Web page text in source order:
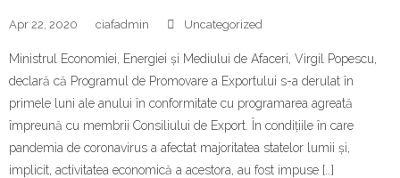
Apr 22, 2020 ciafadmin Uncategorized
Ministrul Economiei, Energiei și Mediului de Afaceri, Virgil Popescu,
declară că Programul de Promovare a Exportului s-a derulat în
primele luni ale anului în conformitate cu programarea agreată
împreună cu membrii Consiliului de Export. În condițiile în care
pandemia de coronavirus a afectat majoritatea statelor lumii și,
implicit, activitatea economică a acestora, au fost impuse […]